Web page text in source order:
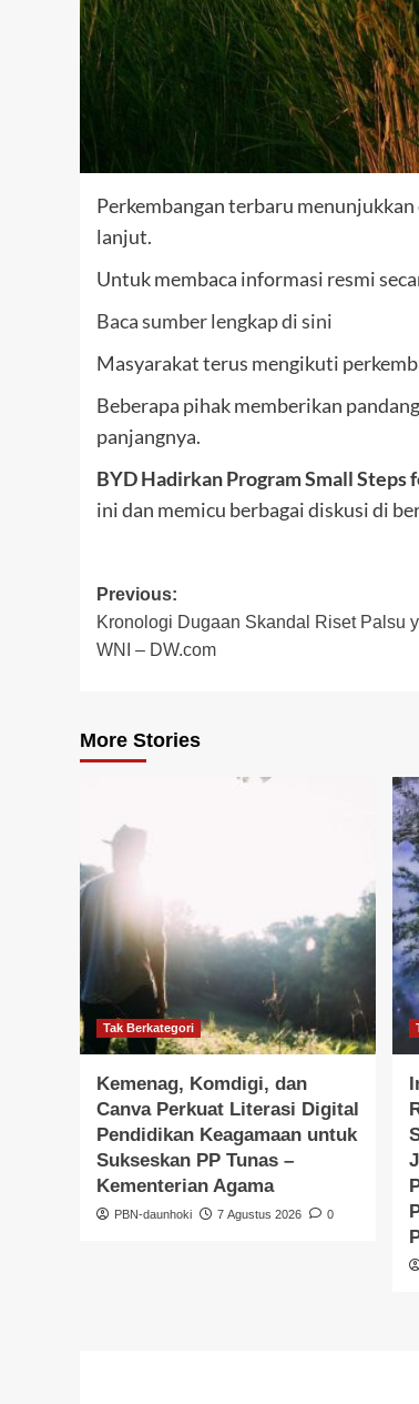
Perkembangan terbaru
lanjut.
Untuk membaca informasi resmi
Baca sumber lengkap di sini
Masyarakat terus mengikuti
Beberapa pihak memberikan
panjangnya.
BYD Hadirkan Program Small Steps
ini dan memicu berbagai diskusi di
Post
navigation
Previous:
Kronologi Dugaan Skandal Riset Palsu
WNI – DW.com
More Stories
Tak Berkategori
Kemenag, Komdigi, dan
Canva Perkuat Literasi Digital
Pendidikan Keagamaan untuk
Sukseskan PP Tunas –
Kementerian Agama
PBN-daunhoki 7 Agustus 2026 0